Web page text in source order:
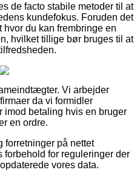
de facto stabile metoder til at
kundefokus. Foruden det
du kan frembringe en
hvilket tillige bør bruges til at
Vi arbejder
da vi formidler
imod betaling hvis en bruger
en ordre.
forretninger på nettet
forbehold for reguleringer der
vores data.